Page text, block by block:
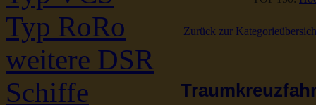
Typ RoRo
weitere DSR
Schiffe
Zurück zur